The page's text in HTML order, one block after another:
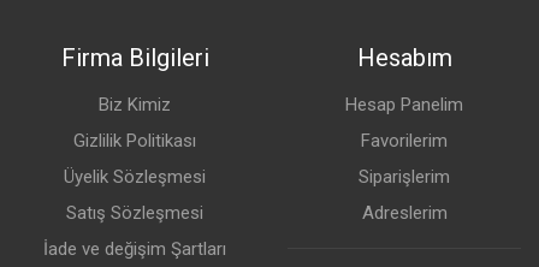
Firma Bilgileri
Biz Kimiz
Gizlilik Politikası
Üyelik Sözleşmesi
Satış Sözleşmesi
İade ve değişim Şartları
Hesabım
Hesap Panelim
Favorilerim
Siparişlerim
Adreslerim